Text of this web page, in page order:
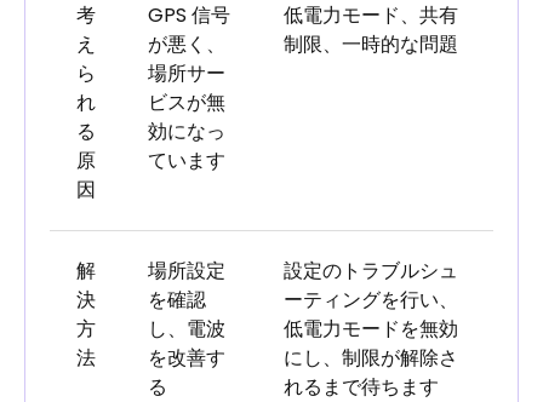
考
え
ら
れ
る
原
因
GPS 信号
が悪く、
場所サー
ビスが無
効になっ
ています
低電力モード、共有
制限、一時的な問題
解
決
方
法
場所設定
を確認
し、電波
を改善す
る
設定のトラブルシュ
ーティングを行い、
低電力モードを無効
にし、制限が解除さ
れるまで待ちます